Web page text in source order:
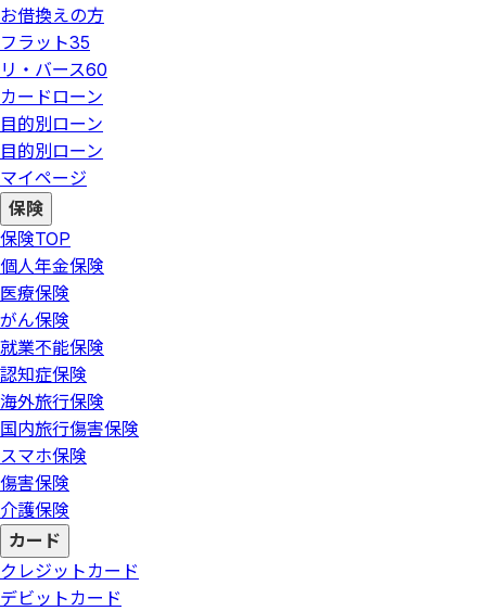
お借換えの方
フラット35
リ・バース60
カードローン
目的別ローン
目的別ローン
マイページ
保険
保険TOP
個人年金保険
医療保険
がん保険
就業不能保険
認知症保険
海外旅行保険
国内旅行傷害保険
スマホ保険
傷害保険
介護保険
カード
クレジットカード
デビットカード